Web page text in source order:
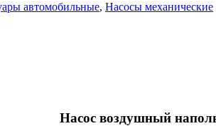
автомобильные, Насосы механические
Насос воздушный